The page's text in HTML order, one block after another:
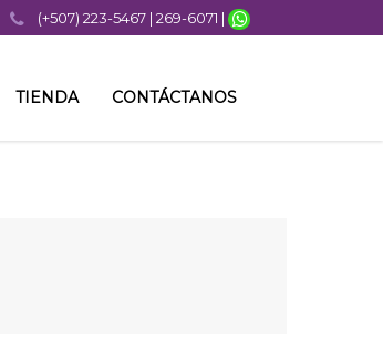
(+507) 223-5467 | 269-6071 |
TIENDA CONTÁCTANOS